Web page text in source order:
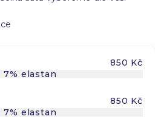
7% elastan
850 Kč
7% elastan
850 Kč